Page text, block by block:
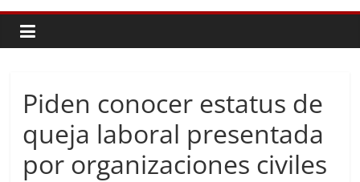
Piden conocer estatus de
queja laboral presentada
por organizaciones civiles